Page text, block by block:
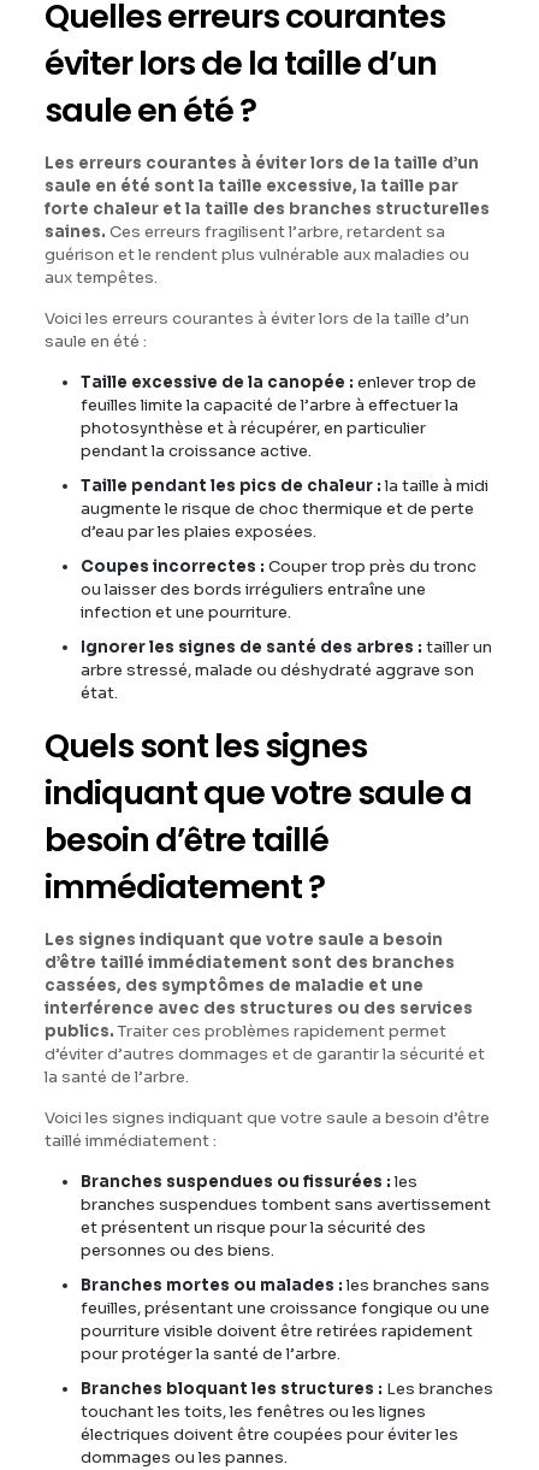
Quelles erreurs courantes
éviter lors de la taille d’un
saule en été ?
Les erreurs courantes à éviter lors de la taille d’un
saule en été sont la taille excessive, la taille par
forte chaleur et la taille des branches structurelles
saines. Ces erreurs fragilisent l’arbre, retardent sa
guérison et le rendent plus vulnérable aux maladies ou
aux tempêtes.
Voici les erreurs courantes à éviter lors de la taille d’un
saule en été :
Taille excessive de la canopée : enlever trop de
feuilles limite la capacité de l’arbre à effectuer la
photosynthèse et à récupérer, en particulier
pendant la croissance active.
Taille pendant les pics de chaleur :la taille à midi
augmente le risque de choc thermique et de perte
d’eau par les plaies exposées.
Coupes incorrectes : Couper trop près du tronc
ou laisser des bords irréguliers entraîne une
infection et une pourriture.
Ignorer les signes de santé des arbres : tailler un
arbre stressé, malade ou déshydraté aggrave son
état.
Quels sont les signes
indiquant que votre saule a
besoin d’être taillé
immédiatement ?
Les signes indiquant que votre saule a besoin
d’être taillé immédiatement sont des branches
cassées, des symptômes de maladie et une
interférence avec des structures ou des services
publics. Traiter ces problèmes rapidement permet
d’éviter d’autres dommages et de garantir la sécurité et
la santé de l’arbre.
Voici les signes indiquant que votre saule a besoin d’être
taillé immédiatement :
Branches suspendues ou fissurées :les
branches suspendues tombent sans avertissement
et présentent un risque pour la sécurité des
personnes ou des biens.
Branches mortes ou malades :les branches sans
feuilles, présentant une croissance fongique ou une
pourriture visible doivent être retirées rapidement
pour protéger la santé de l’arbre.
Branches bloquant les structures : Les branches
touchant les toits, les fenêtres ou les lignes
électriques doivent être coupées pour éviter les
dommages ou les pannes.